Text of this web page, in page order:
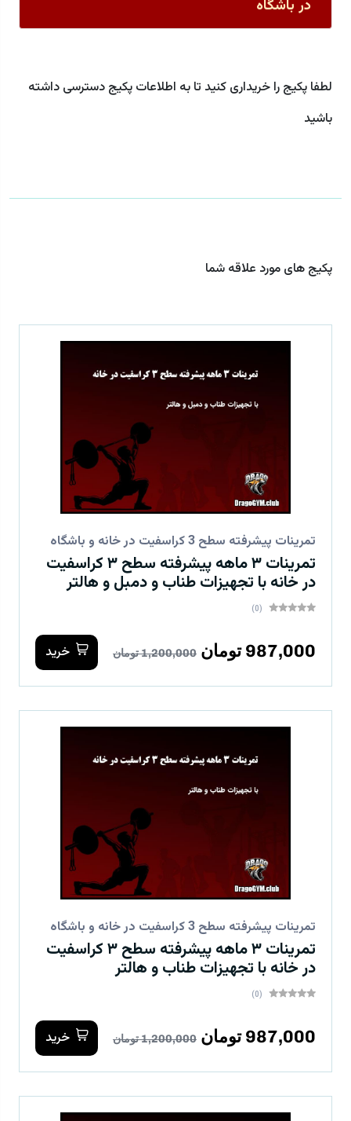
در باشگاه
لطفا پکیج را خریداری کنید تا به اطلاعات پکیج دسترسی داشته
باشید
پکیج های مورد علاقه شما
تمرینات پیشرفته سطح 3 کراسفیت در خانه و باشگاه
تمرینات ۳ ماهه پیشرفته سطح ۳ کراسفیت
در خانه با تجهیزات طناب و دمبل و هالتر
(0)
987,000 تومان 1,200,000 تومان خرید
تمرینات پیشرفته سطح 3 کراسفیت در خانه و باشگاه
تمرینات ۳ ماهه پیشرفته سطح ۳ کراسفیت
در خانه با تجهیزات طناب و هالتر
(0)
987,000 تومان 1,200,000 تومان خرید